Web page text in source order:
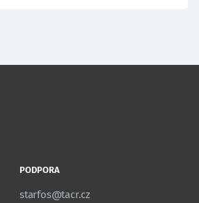
PODPORA
starfos@tacr.cz